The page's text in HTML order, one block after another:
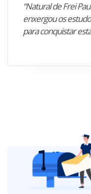
“Natural de Frei
enxergou os
para conquistar